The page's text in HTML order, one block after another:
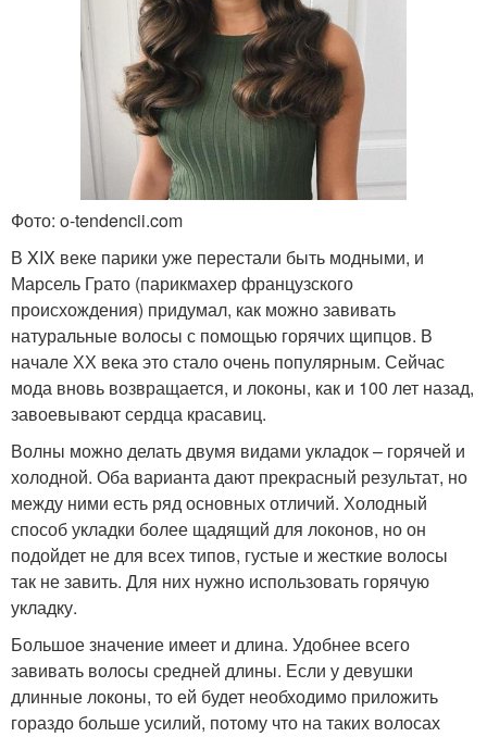
Фото: o-tendencii.com
В XIX веке парики уже перестали быть модными, и
Марсель Грато (парикмахер французского
происхождения) придумал, как можно завивать
натуральные волосы с помощью горячих щипцов. В
начале ХХ века это стало очень популярным. Сейчас
мода вновь возвращается, и локоны, как и 100 лет назад,
завоевывают сердца красавиц.
Волны можно делать двумя видами укладок – горячей и
холодной. Оба варианта дают прекрасный результат, но
между ними есть ряд основных отличий. Холодный
способ укладки более щадящий для локонов, но он
подойдет не для всех типов, густые и жесткие волосы
так не завить. Для них нужно использовать горячую
укладку.
Большое значение имеет и длина. Удобнее всего
завивать волосы средней длины. Если у девушки
длинные локоны, то ей будет необходимо приложить
гораздо больше усилий, потому что на таких волосах